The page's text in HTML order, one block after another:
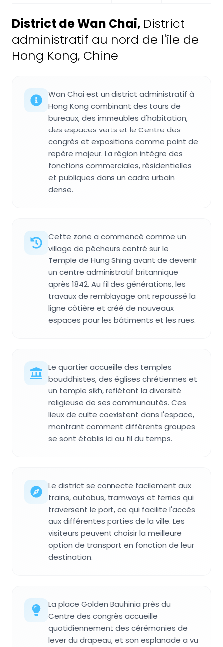
District de Wan Chai, District
administratif au nord de l'île de
Hong Kong, Chine
Wan Chai est un district administratif à
Hong Kong combinant des tours de
bureaux, des immeubles d'habitation,
des espaces verts et le Centre des
congrès et expositions comme point de
repère majeur. La région intègre des
fonctions commerciales, résidentielles
et publiques dans un cadre urbain
dense.
Cette zone a commencé comme un
village de pêcheurs centré sur le
Temple de Hung Shing avant de devenir
un centre administratif britannique
après 1842. Au fil des générations, les
travaux de remblayage ont repoussé la
ligne côtière et créé de nouveaux
espaces pour les bâtiments et les rues.
Le quartier accueille des temples
bouddhistes, des églises chrétiennes et
un temple sikh, reflétant la diversité
religieuse de ses communautés. Ces
lieux de culte coexistent dans l'espace,
montrant comment différents groupes
se sont établis ici au fil du temps.
Le district se connecte facilement aux
trains, autobus, tramways et ferries qui
traversent le port, ce qui facilite l'accès
aux différentes parties de la ville. Les
visiteurs peuvent choisir la meilleure
option de transport en fonction de leur
destination.
La place Golden Bauhinia près du
Centre des congrès accueille
quotidiennement des cérémonies de
lever du drapeau, et son esplanade a vu